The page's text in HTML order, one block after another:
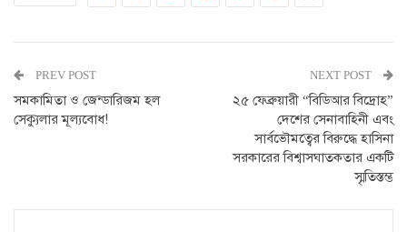
PREV POST
সমকামিতা ও জেন্ডারিজম হল
সেক্যুলার মূল্যবোধ!
NEXT POST
২৫ ফেব্রুয়ারী “বিডিআর বিদ্রোহ”
দেশের সেনাবাহিনী এবং
সার্বভৌমত্বের বিরুদ্ধে হাসিনা
সরকারের বিশ্বাসঘাতকতার একটি
স্মৃতিস্তম্ভ